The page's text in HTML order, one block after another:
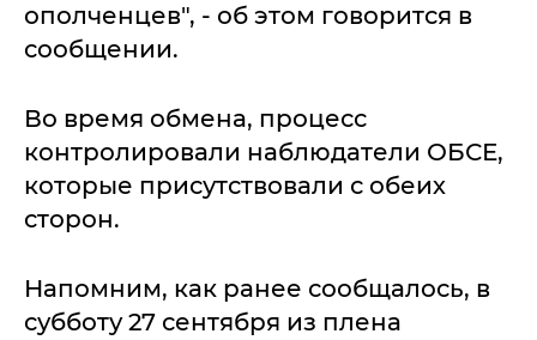
ополченцев", - об этом говорится в
сообщении.
Во время обмена, процесс
контролировали наблюдатели ОБСЕ,
которые присутствовали с обеих
сторон.
Напомним, как ранее сообщалось, в
субботу 27 сентября из плена